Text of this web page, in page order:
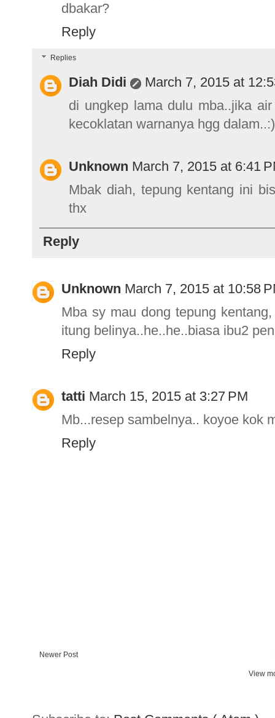
dbakar?
Reply
Replies
Diah Didi
March 7, 2015 at
di ungkep lama dulu mba..jika
kecoklatan warnanya hgg dalam..:)
Unknown March 7, 2015 at 6:41
Mbak diah, tepung kentang ini
thx
Reply
Unknown March 7, 2015 at 10:58
Mba sy mau dong tepung
itung belinya..he..he..biasa ibu2
Reply
tatti March 15, 2015 at 3:27 PM
Mb...resep sambelnya.. koyoe kok
Reply
Newer Post
View